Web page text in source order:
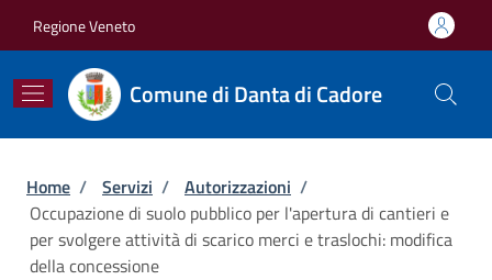
Regione Veneto
Comune di Danta di Cadore
Briciole di pane
Home / Servizi / Autorizzazioni /
Occupazione di suolo pubblico per l'apertura di cantieri e
per svolgere attività di scarico merci e traslochi: modifica
della concessione